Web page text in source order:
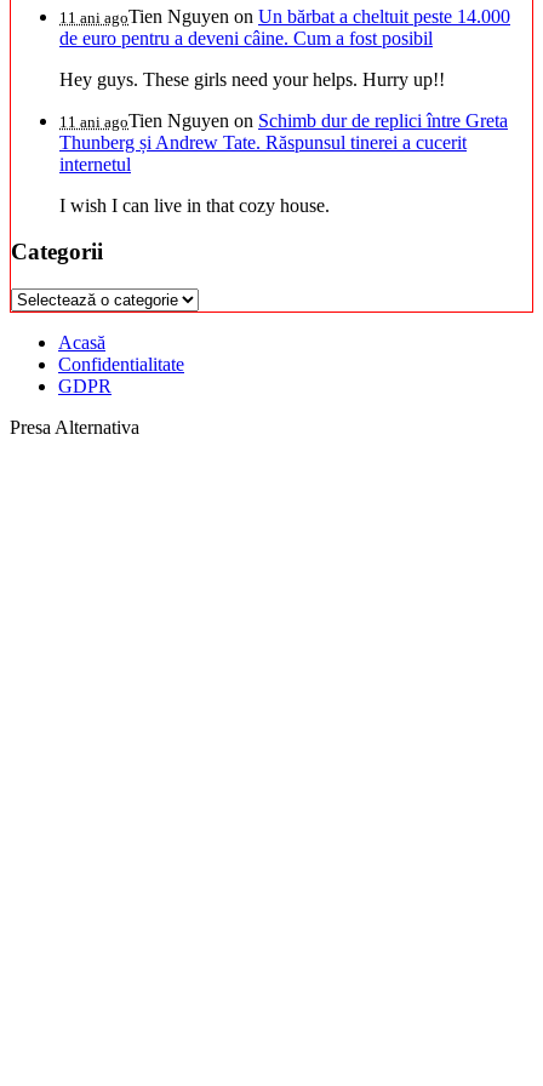
11 ani agoTien Nguyen on Un bărbat a cheltuit peste 14.000
de euro pentru a deveni câine. Cum a fost posibil
Hey guys. These girls need your helps. Hurry up!!
11 ani agoTien Nguyen on Schimb dur de replici între Greta
Thunberg și Andrew Tate. Răspunsul tinerei a cucerit
internetul
I wish I can live in that cozy house.
Categorii
Categorii
Acasă
Confidentialitate
GDPR
Presa Alternativa